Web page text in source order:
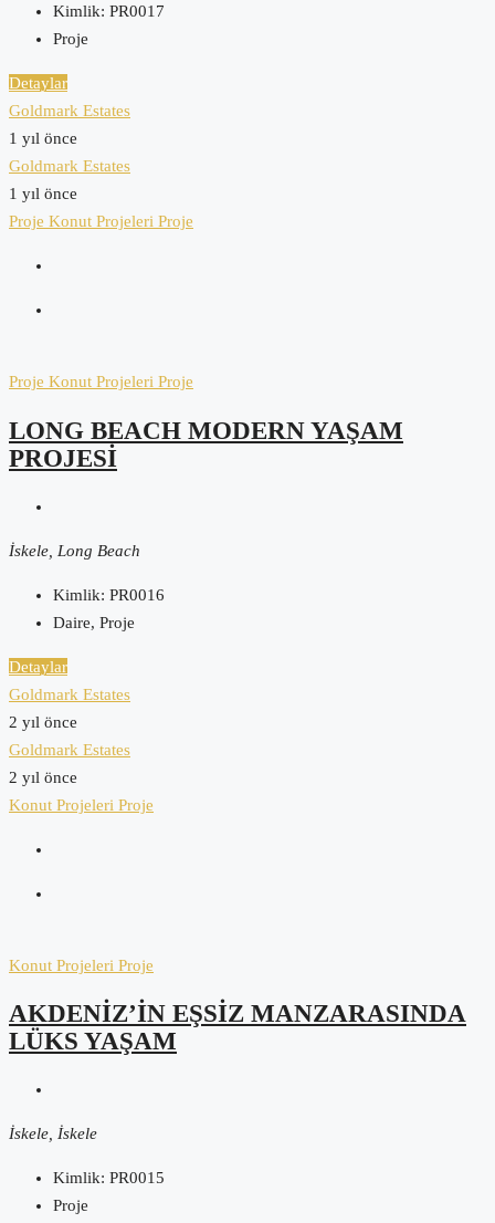
Kimlik: PR0017
Proje
Detaylar
Goldmark Estates
1 yıl önce
Goldmark Estates
1 yıl önce
Proje Konut Projeleri Proje
Proje Konut Projeleri Proje
LONG BEACH MODERN YAŞAM
PROJESI
İskele, Long Beach
Kimlik: PR0016
Daire, Proje
Detaylar
Goldmark Estates
2 yıl önce
Goldmark Estates
2 yıl önce
Konut Projeleri Proje
Konut Projeleri Proje
AKDENİZ’İN EŞSİZ MANZARASINDA
LÜKS YAŞAM
İskele, İskele
Kimlik: PR0015
Proje